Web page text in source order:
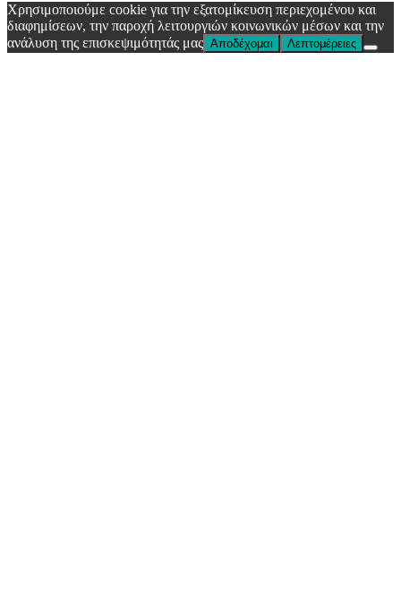
Χρησιμοποιούμε cookie για την εξατομίκευση περιεχομένου και
διαφημίσεων, την παροχή λειτουργιών κοινωνικών μέσων και την
ανάλυση της επισκεψιμότητάς μας Αποδέχομαι Λεπτομέρειες